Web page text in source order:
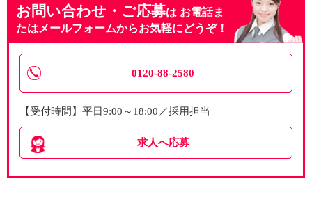
お問い合わせ・ご応募は お電話ま
たはメールフォームからお気軽にどうぞ！
0120-88-2580
【受付時間】平日9:00～18:00／採用担当
求人へ応募